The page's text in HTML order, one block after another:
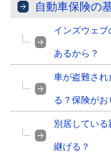
自動車保険の
インズウェ
あるから？
車が盗難され
る？保険がお
別居してい
継げる？